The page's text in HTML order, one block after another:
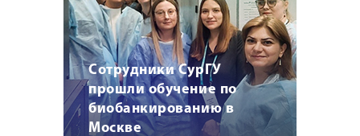
Сотрудники СурГУ
прошли обучение по
биобанкированию в
Москве